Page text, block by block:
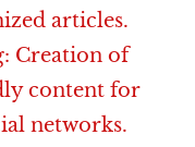
articles.
Creation of
content for
networks.